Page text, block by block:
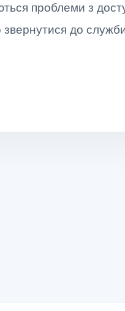
проблеми з
до служби